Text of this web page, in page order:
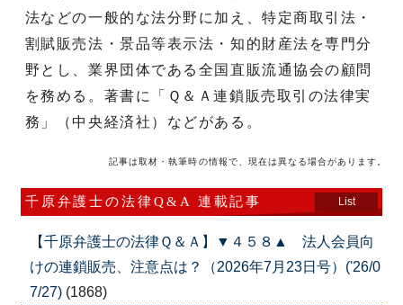
法などの一般的な法分野に加え、特定商取引法・
割賦販売法・景品等表示法・知的財産法を専門分
野とし、業界団体である全国直販流通協会の顧問
を務める。著書に「Ｑ＆Ａ連鎖販売取引の法律実
務」（中央経済社）などがある。
記事は取材・執筆時の情報で、現在は異なる場合があります。
千原弁護士の法律Q&A 連載記事 List
【千原弁護士の法律Ｑ＆Ａ】▼４５８▲ 法人会員向
けの連鎖販売、注意点は？（2026年7月23日号）('26/0
7/27) (1868)